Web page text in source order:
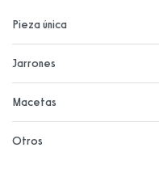
Pieza única
Jarrones
Macetas
Otros